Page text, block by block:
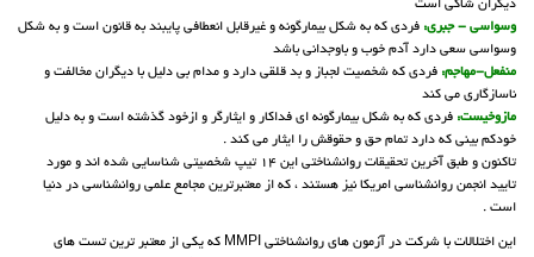
دیگران شاکی است
وسواسی - جبری: فردی که به شکل بیمارگونه و غیرقابل انعطافی پایبند به قانون است و به شکل
وسواسی سعی دارد آدم خوب و باوجدانی باشد
منفعل-مهاجم: فردی که شخصیت لجباز و بد قلقی دارد و مدام بی دلیل با دیگران مخالفت و
ناسازگاری می کند
مازوخیست: فردی که به شکل بیمارگونه ای فداکار و ایثارگر و ازخود گذشته است و به دلیل
خودکم بینی که دارد تمام حق و حقوقش را ایثار می کند .
تاکنون و طبق آخرین تحقیقات روانشناختی این 14 تیپ شخصیتی شناسایی شده اند و مورد
تایید انجمن روانشناسی امریکا نیز هستند ، که از معتبرترین مجامع علمی روانشناسی در دنیا
است .
این اختلالات با شرکت در آزمون های روانشناختی MMPI که یکی از معتبر ترین تست های